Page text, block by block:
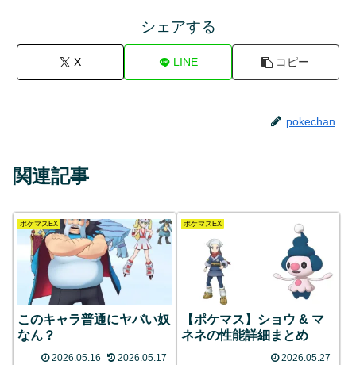
シェアする
X LINE コピー
pokechan
関連記事
ポケマスEX
このキャラ普通にヤバい奴
なん？
2026.05.16 2026.05.17
ポケマスEX
【ポケマス】ショウ & マ
ネネの性能詳細まとめ
2026.05.27